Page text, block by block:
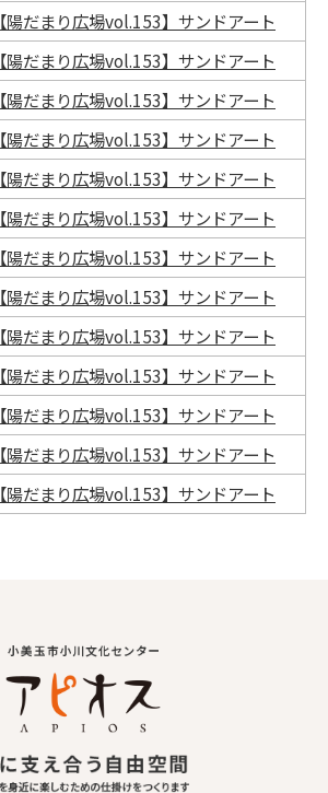
【陽だまり広場vol.153】サンドアート
【陽だまり広場vol.153】サンドアート
【陽だまり広場vol.153】サンドアート
【陽だまり広場vol.153】サンドアート
【陽だまり広場vol.153】サンドアート
【陽だまり広場vol.153】サンドアート
【陽だまり広場vol.153】サンドアート
【陽だまり広場vol.153】サンドアート
【陽だまり広場vol.153】サンドアート
【陽だまり広場vol.153】サンドアート
【陽だまり広場vol.153】サンドアート
【陽だまり広場vol.153】サンドアート
【陽だまり広場vol.153】サンドアート